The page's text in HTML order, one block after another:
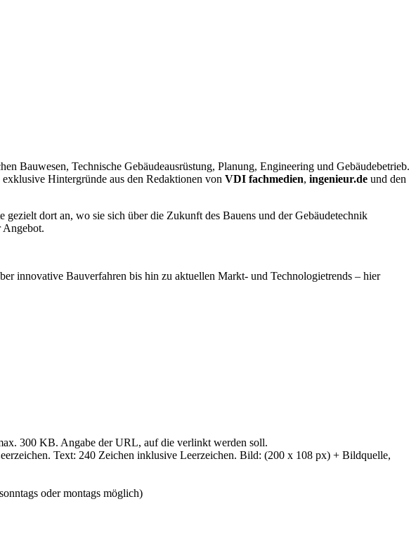
Bauwesen, Technische Gebäudeausrüstung, Planung, Engineering und Gebäudebetrieb.
Hintergründe aus den Redaktionen von VDI fachmedien, ingenieur.de und den
dort an, wo sie sich über die Zukunft des Bauens und der Gebäudetechnik
Angebot.
innovative Bauverfahren bis hin zu aktuellen Markt- und Technologietrends – hier
300 KB. Angabe der URL, auf die verlinkt werden soll.
Text: 240 Zeichen inklusive Leerzeichen. Bild: (200 x 108 px) + Bildquelle,
oder montags möglich)